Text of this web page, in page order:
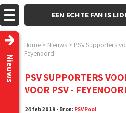
EEN ECHTE FAN IS LID!
Home > Nieuws > PSV Supporters
Feyenoord
Nieuws
PSV SUPPORTERS
VOOR PSV -
24 feb 2019 - Bron: PSV Pool